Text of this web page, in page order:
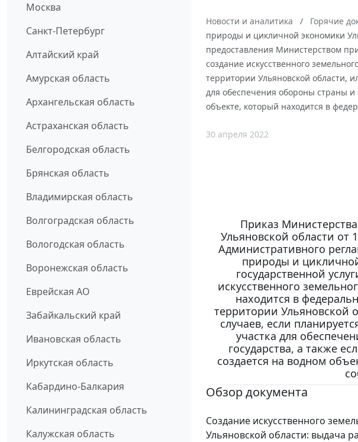
Москва
Санкт-Петербург
Алтайский край
Амурская область
Архангельская область
Астраханская область
Белгородская область
Брянская область
Владимирская область
Волгоградская область
Вологодская область
Воронежская область
Еврейская АО
Забайкальский край
Ивановская область
Иркутская область
Кабардино-Балкария
Калининградская область
Калужская область
Новости и аналитика Горячие
природы и цикличной экономики
предоставления Министерством
создание искусственного
территории Ульяновской области,
для обеспечения обороны страны и
объекте, который находится в
30 апреля 2022
Приказ
Ульяновской области от
Административного
природы и
государственной
искусственного
находится в
территории Ульяновской
случаев, если
участка для
государства, а также
создается на водном
Обзор документа
Создание искусственного
Ульяновской области: выдача